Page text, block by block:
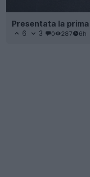
Presentata la
6 3 0 287 6h